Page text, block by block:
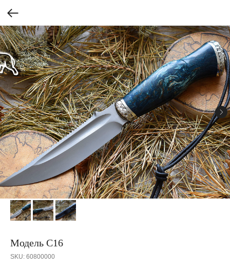
Модель С16
SKU: 60800000